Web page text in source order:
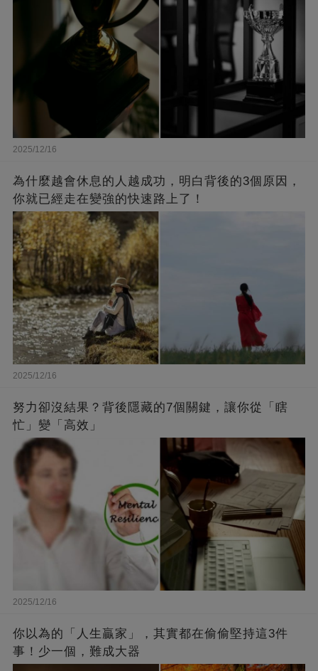
2025/12/16
為什麼越會休息的人越成功，明白背後的3個原因，
你就已經走在變強的快速路上了！
2025/12/16
努力卻沒結果？背後隱藏的7個關鍵，讓你從「瞎
忙」變「高效」
2025/12/16
你以為的「人生贏家」，其實都在偷偷堅持這3件
事！少一個，難成大器